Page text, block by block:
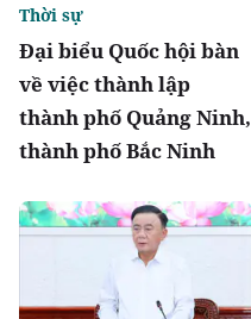
Đại biểu Quốc hội bàn
về việc thành lập
thành phố Quảng Ninh,
thành phố Bắc Ninh
Thời sự